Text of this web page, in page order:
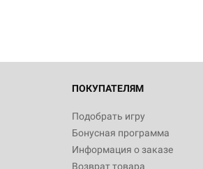
ПОКУПАТЕЛЯМ
Подобрать игру
Бонусная программа
Информация о заказе
Возврат товара